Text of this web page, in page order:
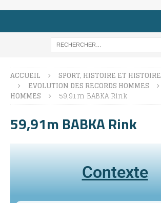
ACCUEIL
SPORT, HISTOIRE ET
EVOLUTION DES RECORDS HOMMES
HOMMES
59,91m BABKA Rink
59,91m BABKA Rink
Contexte